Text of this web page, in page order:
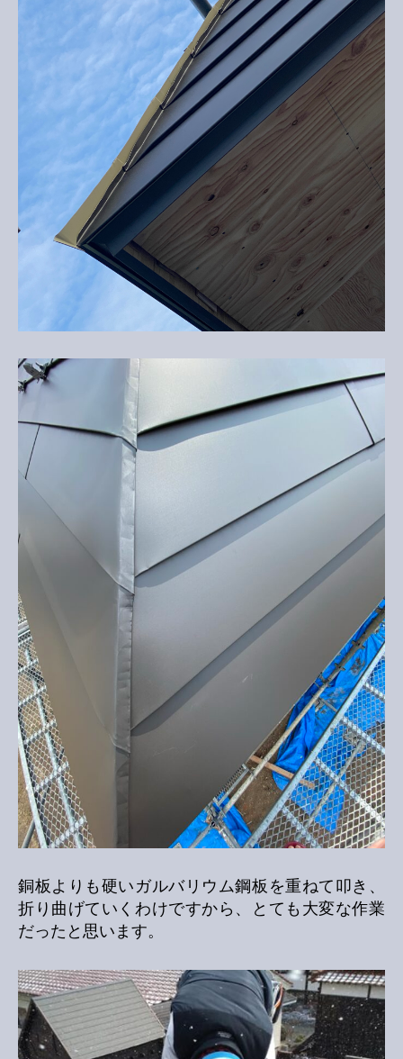
銅板よりも硬いガルバリウム鋼板を重ねて叩き、
折り曲げていくわけですから、とても大変な作業
だったと思います。